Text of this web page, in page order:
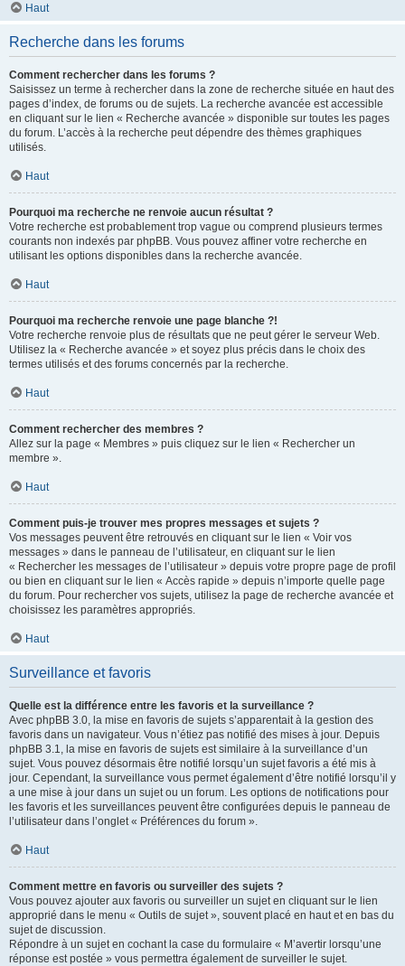
Haut
Recherche dans les forums
Comment rechercher dans les forums ?
Saisissez un terme à rechercher dans la zone de recherche située en haut des
pages d’index, de forums ou de sujets. La recherche avancée est accessible
en cliquant sur le lien « Recherche avancée » disponible sur toutes les pages
du forum. L’accès à la recherche peut dépendre des thèmes graphiques
utilisés.
Haut
Pourquoi ma recherche ne renvoie aucun résultat ?
Votre recherche est probablement trop vague ou comprend plusieurs termes
courants non indexés par phpBB. Vous pouvez affiner votre recherche en
utilisant les options disponibles dans la recherche avancée.
Haut
Pourquoi ma recherche renvoie une page blanche ?!
Votre recherche renvoie plus de résultats que ne peut gérer le serveur Web.
Utilisez la « Recherche avancée » et soyez plus précis dans le choix des
termes utilisés et des forums concernés par la recherche.
Haut
Comment rechercher des membres ?
Allez sur la page « Membres » puis cliquez sur le lien « Rechercher un
membre ».
Haut
Comment puis-je trouver mes propres messages et sujets ?
Vos messages peuvent être retrouvés en cliquant sur le lien « Voir vos
messages » dans le panneau de l’utilisateur, en cliquant sur le lien
« Rechercher les messages de l’utilisateur » depuis votre propre page de profil
ou bien en cliquant sur le lien « Accès rapide » depuis n’importe quelle page
du forum. Pour rechercher vos sujets, utilisez la page de recherche avancée et
choisissez les paramètres appropriés.
Haut
Surveillance et favoris
Quelle est la différence entre les favoris et la surveillance ?
Avec phpBB 3.0, la mise en favoris de sujets s’apparentait à la gestion des
favoris dans un navigateur. Vous n’étiez pas notifié des mises à jour. Depuis
phpBB 3.1, la mise en favoris de sujets est similaire à la surveillance d’un
sujet. Vous pouvez désormais être notifié lorsqu’un sujet favoris a été mis à
jour. Cependant, la surveillance vous permet également d’être notifié lorsqu’il y
a une mise à jour dans un sujet ou un forum. Les options de notifications pour
les favoris et les surveillances peuvent être configurées depuis le panneau de
l’utilisateur dans l’onglet « Préférences du forum ».
Haut
Comment mettre en favoris ou surveiller des sujets ?
Vous pouvez ajouter aux favoris ou surveiller un sujet en cliquant sur le lien
approprié dans le menu « Outils de sujet », souvent placé en haut et en bas du
sujet de discussion.
Répondre à un sujet en cochant la case du formulaire « M’avertir lorsqu’une
réponse est postée » vous permettra également de surveiller le sujet.